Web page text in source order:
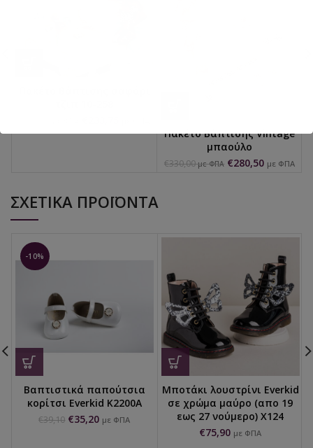
Πακέτο Βάπτισης Vintage
μπαούλο
€330,00 με ΦΠΑ €280,50 με ΦΠΑ
ΣΧΕΤΙΚΆ ΠΡΟΪΌΝΤΑ
-10%
Βαπτιστικά παπούτσια
κορίτσι Everkid K2200A
€39,10 €35,20 με ΦΠΑ
Μποτάκι λουστρίνι Everkid
σε χρώμα μαύρο (απο 19
εως 27 νούμερο) X124
€75,90 με ΦΠΑ